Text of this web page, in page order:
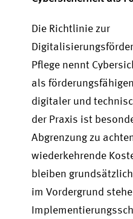
Die Richtlinie zur
Pflege nennt
als
digitaler und
der Praxis ist
Abgrenzung zu
wiederkehrende
bleiben
im Vordergrund